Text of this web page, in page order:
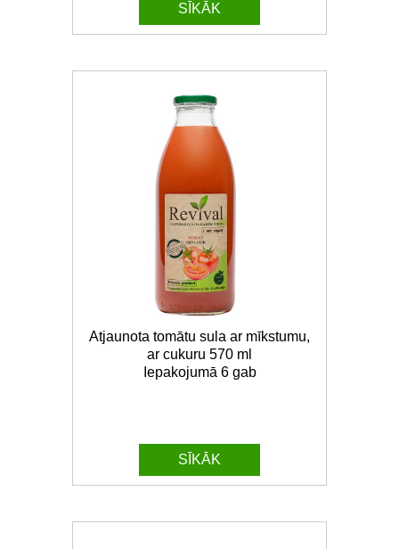
SĪKĀK
Atjaunota tomātu sula ar mīkstumu,
ar cukuru 570 ml
Iepakojumā 6 gab
SĪKĀK